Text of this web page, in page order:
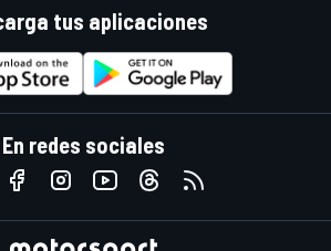
tus aplicaciones
En redes sociales